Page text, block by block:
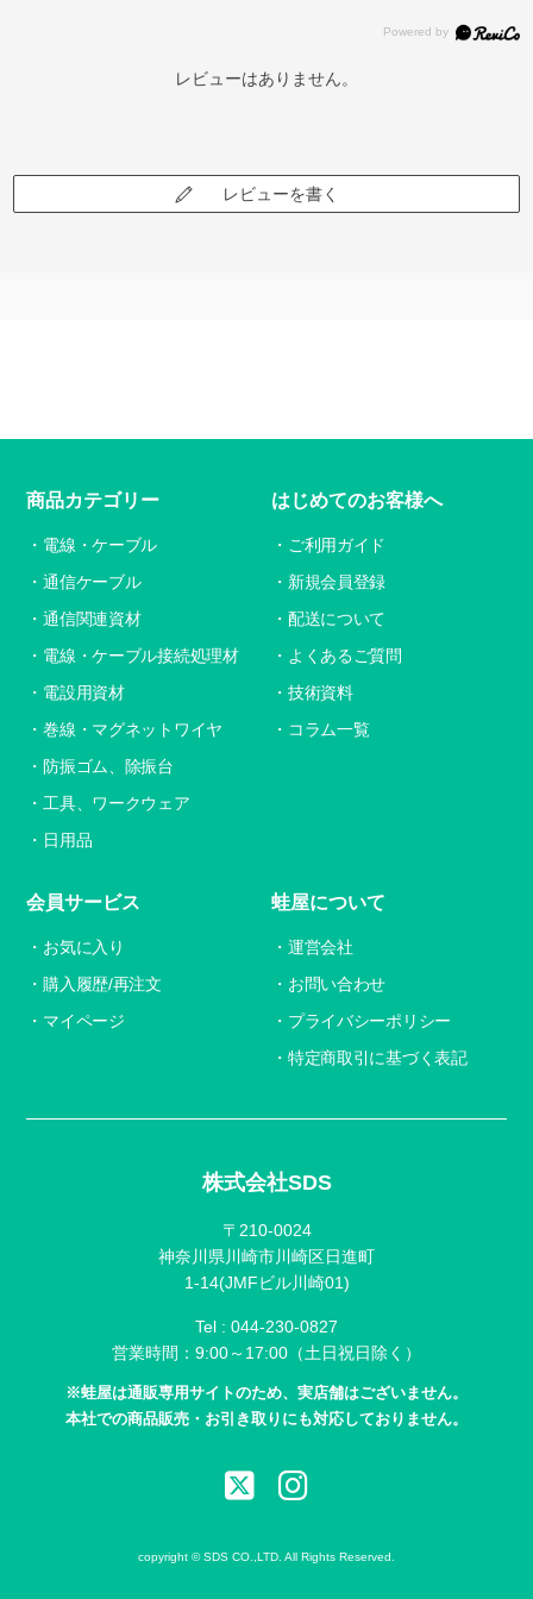
レビューはありません。
レビューを書く
株式会社SDS
〒210-0024
神奈川県川崎市川崎区日進町
1-14(JMFビル川崎01)
Tel : 044-230-0827
営業時間：9:00～17:00（土日祝日除く）
※蛙屋は通販専用サイトのため、実店舗はございません。
本社での商品販売・お引き取りにも対応しておりません。
商品カテゴリー
電線・ケーブル
通信ケーブル
通信関連資材
電線・ケーブル接続処理材
電設用資材
巻線・マグネットワイヤ
防振ゴム、除振台
工具、ワークウェア
日用品
はじめてのお客様へ
ご利用ガイド
新規会員登録
配送について
よくあるご質問
技術資料
コラム一覧
会員サービス
お気に入り
購入履歴/再注文
マイページ
蛙屋について
運営会社
お問い合わせ
プライバシーポリシー
特定商取引に基づく表記
copyright © SDS CO.,LTD. All Rights Reserved.